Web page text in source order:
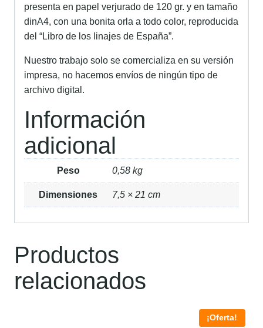
presenta en papel verjurado de 120 gr. y en tamaño
dinA4, con una bonita orla a todo color, reproducida
del “Libro de los linajes de España”.
Nuestro trabajo solo se comercializa en su versión
impresa, no hacemos envíos de ningún tipo de
archivo digital.
Información
adicional
Peso 0,58 kg
Dimensiones 7,5 × 21 cm
Productos
relacionados
¡Oferta!